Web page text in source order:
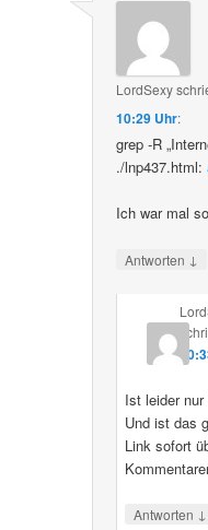
LordSexy
10:29 Uhr:
grep -R
./lnp437.html:
Ich war mal
Antworten ↓
Ist leider
Und ist das
Link sofort
Antworten ↓